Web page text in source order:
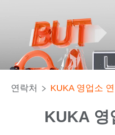
연락처 KUKA 영업소
KUKA 영